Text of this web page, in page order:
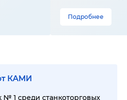
Подробнее
КАМИ
1 среди станкоторговых